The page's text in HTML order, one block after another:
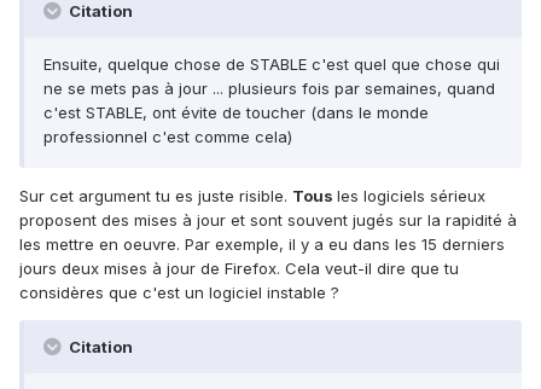
Citation
Ensuite, quelque chose de STABLE c'est quel que chose qui
ne se mets pas à jour ... plusieurs fois par semaines, quand
c'est STABLE, ont évite de toucher (dans le monde
professionnel c'est comme cela)
Sur cet argument tu es juste risible. Tous les logiciels sérieux
proposent des mises à jour et sont souvent jugés sur la rapidité à
les mettre en oeuvre. Par exemple, il y a eu dans les 15 derniers
jours deux mises à jour de Firefox. Cela veut-il dire que tu
considères que c'est un logiciel instable ?
Citation